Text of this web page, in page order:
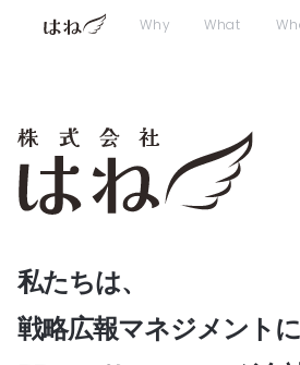
Why What
私たちは、
戦略広報マネジメント